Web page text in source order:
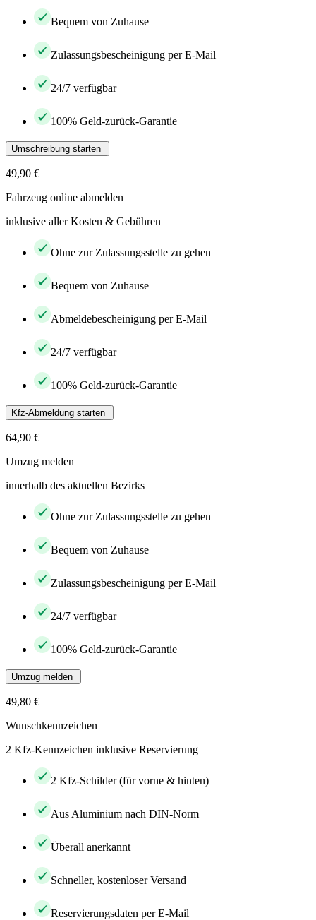
Bequem von Zuhause
Zulassungsbescheinigung per E-Mail
24/7 verfügbar
100% Geld-zurück-Garantie
Umschreibung starten
49,90 €
Fahrzeug online abmelden
inklusive aller Kosten & Gebühren
Ohne zur Zulassungsstelle zu gehen
Bequem von Zuhause
Abmeldebescheinigung per E-Mail
24/7 verfügbar
100% Geld-zurück-Garantie
Kfz-Abmeldung starten
64,90 €
Umzug melden
innerhalb des aktuellen Bezirks
Ohne zur Zulassungsstelle zu gehen
Bequem von Zuhause
Zulassungsbescheinigung per E-Mail
24/7 verfügbar
100% Geld-zurück-Garantie
Umzug melden
49,80 €
Wunschkennzeichen
2 Kfz-Kennzeichen inklusive Reservierung
2 Kfz-Schilder (für vorne & hinten)
Aus Aluminium nach DIN-Norm
Überall anerkannt
Schneller, kostenloser Versand
Reservierungsdaten per E-Mail